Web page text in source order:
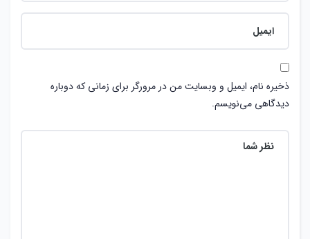
ذخیره نام، ایمیل و وبسایت من در مرورگر برای زمانی که دوباره
دیدگاهی می‌نویسم.